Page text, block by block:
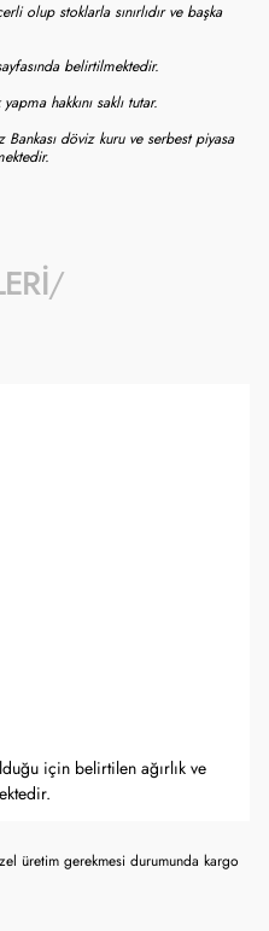
olup stoklarla sınırlıdır ve başka
belirtilmektedir.
hakkını saklı tutar.
döviz kuru ve serbest piyasa
için belirtilen ağırlık ve
üretim gerekmesi durumunda kargo